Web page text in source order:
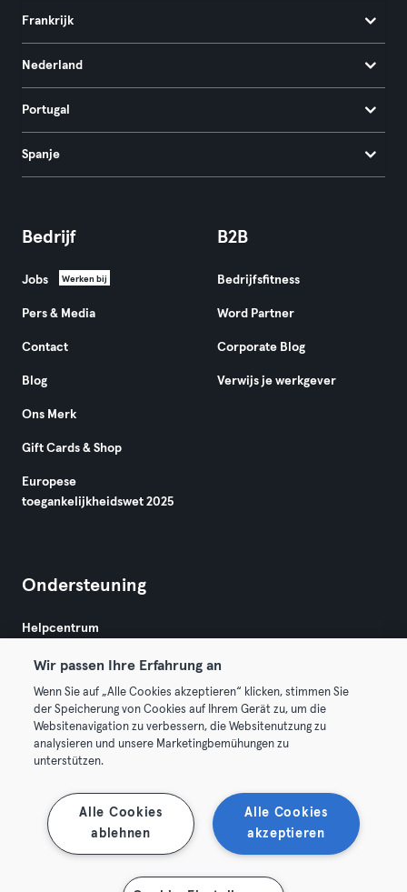
Frankrijk
Nederland
Portugal
Spanje
Bedrijf
Jobs Werken bij
Pers & Media
Contact
Blog
Ons Merk
Gift Cards & Shop
Europese
toegankelijkheidswet 2025
B2B
Bedrijfsfitness
Word Partner
Corporate Blog
Verwijs je werkgever
Ondersteuning
Helpcentrum
Algemene Voorwaarden
Membership opzeggen Trek hier je contract terug
Wir passen Ihre Erfahrung an
Wenn Sie auf „Alle Cookies akzeptieren“ klicken, stimmen Sie
der Speicherung von Cookies auf Ihrem Gerät zu, um die
Websitenavigation zu verbessern, die Websitenutzung zu
analysieren und unsere Marketingbemühungen zu
unterstützen.
Alle Cookies
akzeptieren
Alle Cookies
ablehnen